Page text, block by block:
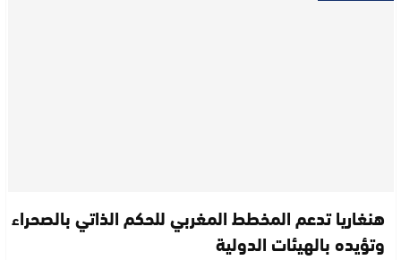
هنغاريا تدعم المخطط المغربي للحكم الذاتي بالصحراء
وتؤيده بالهيئات الدولية